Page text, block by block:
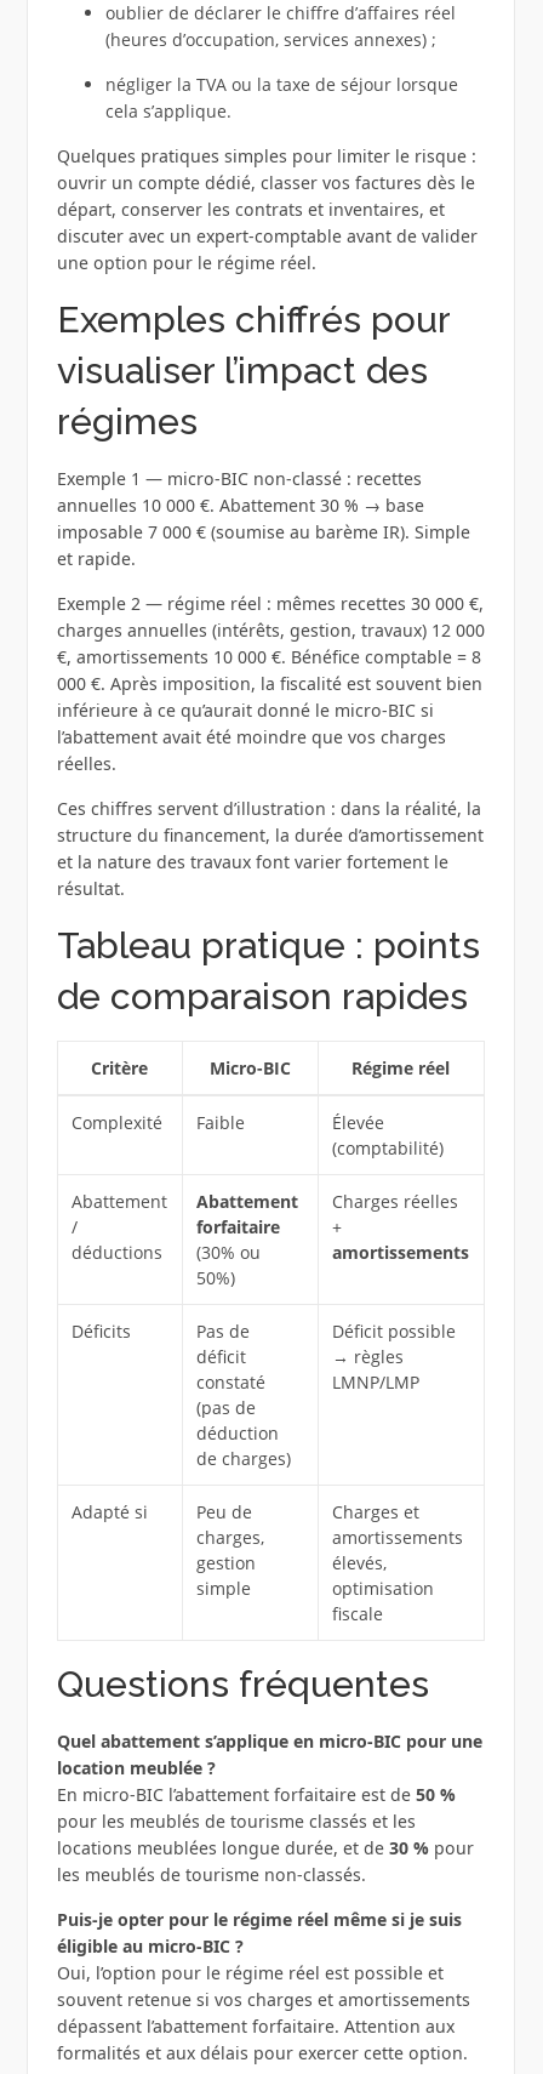
oublier de déclarer le chiffre d’affaires réel
(heures d’occupation, services annexes) ;
négliger la TVA ou la taxe de séjour lorsque
cela s’applique.
Quelques pratiques simples pour limiter le risque :
ouvrir un compte dédié, classer vos factures dès le
départ, conserver les contrats et inventaires, et
discuter avec un expert-comptable avant de valider
une option pour le régime réel.
Exemples chiffrés pour
visualiser l’impact des
régimes
Exemple 1 — micro-BIC non-classé : recettes
annuelles 10 000 €. Abattement 30 % → base
imposable 7 000 € (soumise au barème IR). Simple
et rapide.
Exemple 2 — régime réel : mêmes recettes 30 000 €,
charges annuelles (intérêts, gestion, travaux) 12 000
€, amortissements 10 000 €. Bénéfice comptable = 8
000 €. Après imposition, la fiscalité est souvent bien
inférieure à ce qu’aurait donné le micro-BIC si
l’abattement avait été moindre que vos charges
réelles.
Ces chiffres servent d’illustration : dans la réalité, la
structure du financement, la durée d’amortissement
et la nature des travaux font varier fortement le
résultat.
Tableau pratique : points
de comparaison rapides
Critère Micro-BIC Régime réel
Complexité Faible
Élevée
(comptabilité)
Abattement
/
déductions
Abattement
forfaitaire
(30% ou
50%)
Charges réelles
+
amortissements
Déficits
Pas de
déficit
constaté
(pas de
déduction
de charges)
Déficit possible
→ règles
LMNP/LMP
Adapté si
Peu de
charges,
gestion
simple
Charges et
amortissements
élevés,
optimisation
fiscale
Questions fréquentes
Quel abattement s’applique en micro-BIC pour une
location meublée ?
En micro-BIC l’abattement forfaitaire est de 50 %
pour les meublés de tourisme classés et les
locations meublées longue durée, et de 30 %pour
les meublés de tourisme non-classés.
Puis-je opter pour le régime réel même si je suis
éligible au micro-BIC ?
Oui, l’option pour le régime réel est possible et
souvent retenue si vos charges et amortissements
dépassent l’abattement forfaitaire. Attention aux
formalités et aux délais pour exercer cette option.